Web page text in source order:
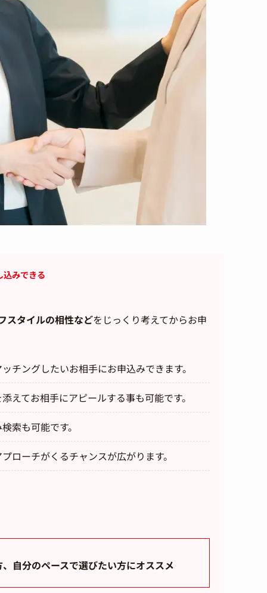
込みできる
スタイルの相性などをじっくり考えてからお申
チングしたいお相手にお申込みできます。
えてお相手にアピールする事も可能です。
索も可能です。
ローチがくるチャンスが広がります。
自分のペースで選びたい方にオススメ